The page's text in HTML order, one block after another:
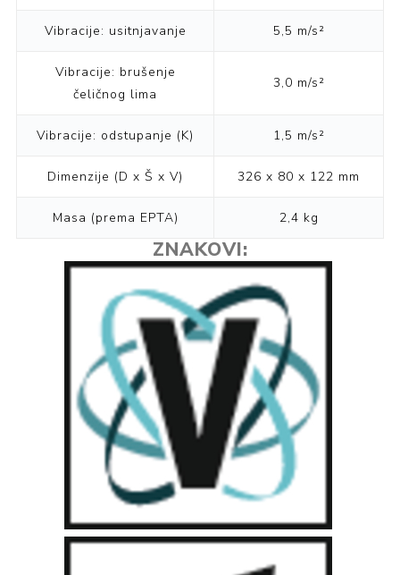
Vibracije: usitnjavanje 5,5 m/s²
Vibracije: brušenje
čeličnog lima
3,0 m/s²
Vibracije: odstupanje (K) 1,5 m/s²
Dimenzije (D x Š x V) 326 x 80 x 122 mm
Masa (prema EPTA) 2,4 kg
ZNAKOVI: